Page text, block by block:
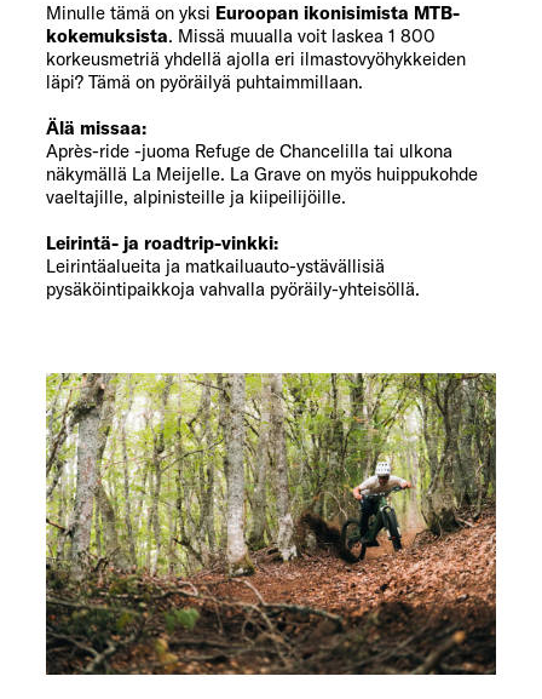
Minulle tämä on yksi Euroopan ikonisimista MTB-
kokemuksista. Missä muualla voit laskea 1 800
korkeusmetriä yhdellä ajolla eri ilmastovyöhykkeiden
läpi? Tämä on pyöräilyä puhtaimmillaan.
Älä missaa:
Après-ride -juoma Refuge de Chancelilla tai ulkona
näkymällä La Meijelle. La Grave on myös huippukohde
vaeltajille, alpinisteille ja kiipeilijöille.
Leirintä- ja roadtrip-vinkki:
Leirintäalueita ja matkailuauto-ystävällisiä
pysäköintipaikkoja vahvalla pyöräily-yhteisöllä.